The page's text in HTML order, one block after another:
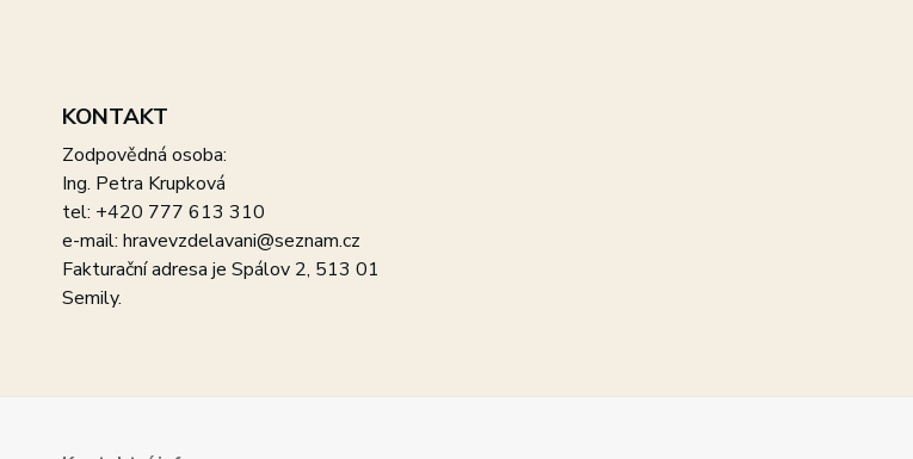
KONTAKT
Zodpovědná osoba:
Ing. Petra Krupková
tel: +420 777 613 310
e-mail: hravevzdelavani@seznam.cz
Fakturační adresa je Spálov 2, 513 01
Semily.